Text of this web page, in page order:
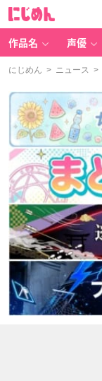
作品名 声優
にじめん > ニュース >